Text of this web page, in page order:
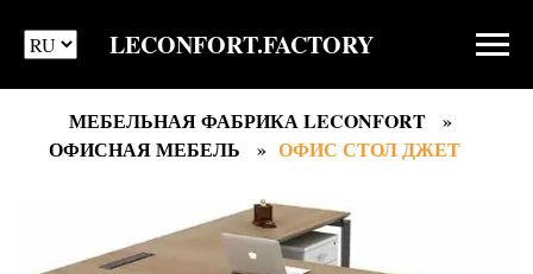
LECONFORT.FACTORY
МЕБЕЛЬНАЯ ФАБРИКА LECONFORT
ОФИСНАЯ МЕБЕЛЬ
ОФИС СТОЛ ДЖЕТ